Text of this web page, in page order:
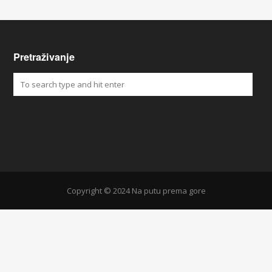
Pretraživanje
Copyright © 2024 Na putu prema gore